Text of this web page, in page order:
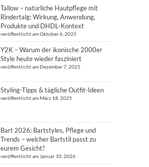
Tallow – natürliche Hautpflege mit
Rindertalg: Wirkung, Anwendung,
Produkte und DHDL-Kontext
veröffentlicht am Oktober 6, 2025
Y2K – Warum der ikonische 2000er
Style heute wieder fasziniert
veröffentlicht am Dezember 7, 2025
Styling-Tipps & tägliche Outfit-Ideen
veröffentlicht am März 18, 2025
Bart 2026: Bartstyles, Pflege und
Trends – welcher Bartstil passt zu
eurem Gesicht?
veröffentlicht am Januar 10, 2026